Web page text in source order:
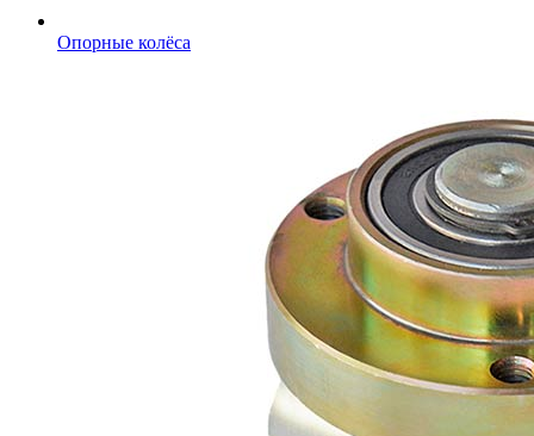
Опорные колёса